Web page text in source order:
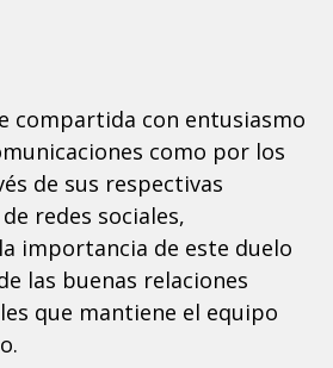
compartida con entusiasmo
como por los
de sus respectivas
redes sociales,
importancia de este duelo
las buenas relaciones
que mantiene el equipo